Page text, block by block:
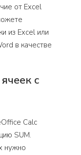
от Excel
из Excel или
в качестве
с
Calc
SUM.
нужно